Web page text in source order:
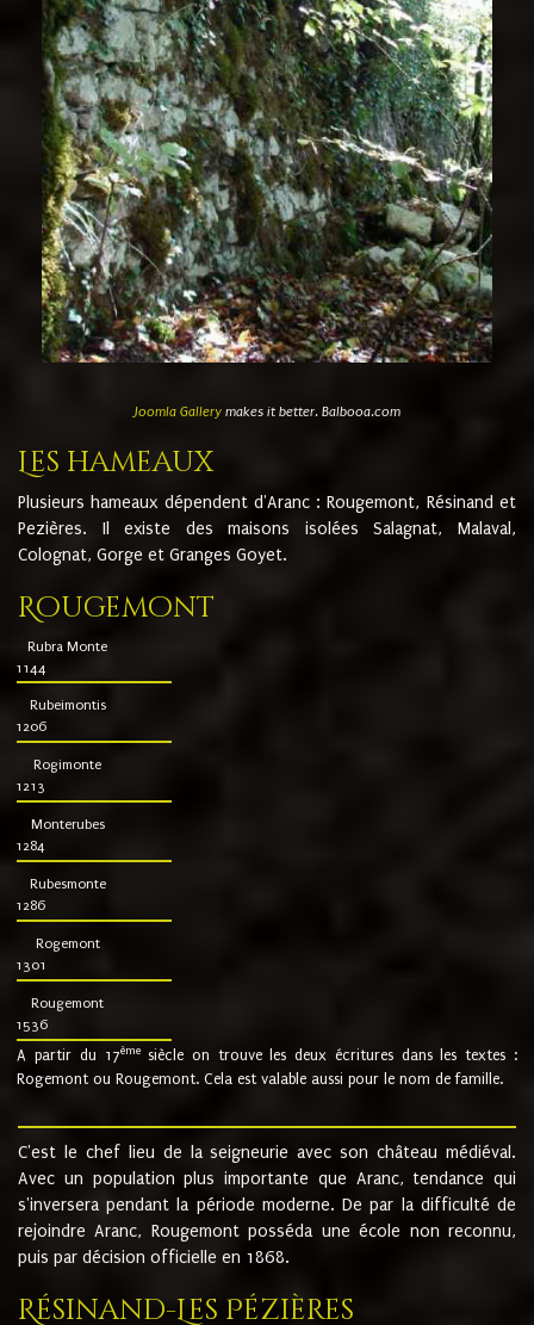
Joomla Gallerymakes it better. Balbooa.com
Les hameaux
Plusieurs hameaux dépendent d'Aranc : Rougemont, Résinand et
Pezières. Il existe des maisons isolées Salagnat, Malaval,
Colognat, Gorge et Granges Goyet.
Rougemont
Rubra Monte
1144
Rubeimontis
1206
Rogimonte
1213
Monterubes
1284
Rubesmonte
1286
Rogemont
1301
Rougemont
1536
A partir du 17ème siècle on trouve les deux écritures dans les textes :
Rogemont ou Rougemont. Cela est valable aussi pour le nom de famille.
C'est le chef lieu de la seigneurie avec son château médiéval.
Avec un population plus importante que Aranc, tendance qui
s'inversera pendant la période moderne. De par la difficulté de
rejoindre Aranc, Rougemont posséda une école non reconnu,
puis par décision officielle en 1868.
Résinand-Les Pézières